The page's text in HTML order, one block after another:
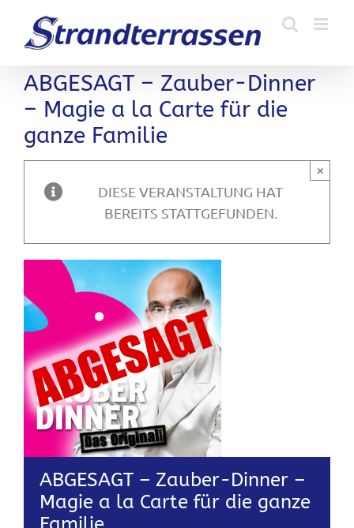
Inhalt
springen
ABGESAGT – Zauber-Dinner
– Magie a la Carte für die
ganze Familie
DIESE VERANSTALTUNG HAT
BEREITS STATTGEFUNDEN.
×
ABGESAGT – Zauber-Dinner –
Magie a la Carte für die ganze